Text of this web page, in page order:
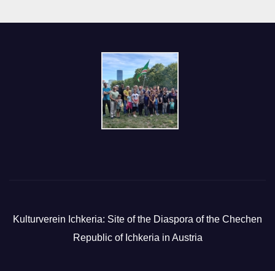
Kulturverein Ichkeria: Site of the Diaspora of the Chechen
Republic of Ichkeria in Austria